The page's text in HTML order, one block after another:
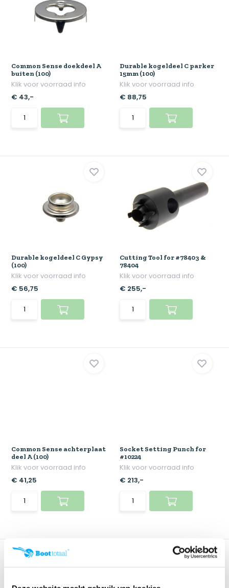
Common Sense doekdeel A
buiten (100)
Klik voor voorraad info
€ 43,-
Durable kogeldeel C parker
15mm (100)
Klik voor voorraad info
€ 88,75
Durable kogeldeel C Gypsy
(100)
Klik voor voorraad info
€ 56,75
Cutting Tool for #78403 &
78404
Klik voor voorraad info
€ 255,-
Common Sense achterplaat
deel A (100)
Klik voor voorraad info
€ 41,25
Socket Setting Punch for
#10224
Klik voor voorraad info
€ 213,-